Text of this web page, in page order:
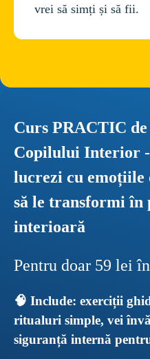
Curs PRACTIC
Copilului Interior -
lucrezi cu
să le transformi în
interioară
Pentru doar 59 lei
🧠 Include: exerciții
ritualuri simple, vei
siguranță internă